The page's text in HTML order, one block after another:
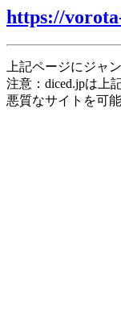
https://
上記ページにジャ
注意：diced.jpは上
悪質なサイトを可